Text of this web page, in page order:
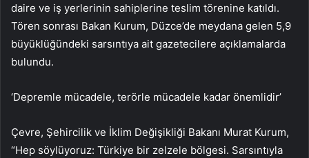
daire ve iş yerlerinin sahiplerine teslim törenine katıldı.
Tören sonrası Bakan Kurum, Düzce’de meydana gelen 5,9
büyüklüğündeki sarsıntıya ait gazetecilere açıklamalarda
bulundu.
‘Depremle mücadele, terörle mücadele kadar önemlidir’
Çevre, Şehircilik ve İklim Değişikliği Bakanı Murat Kurum,
“Hep söylüyoruz: Türkiye bir zelzele bölgesi. Sarsıntıyla